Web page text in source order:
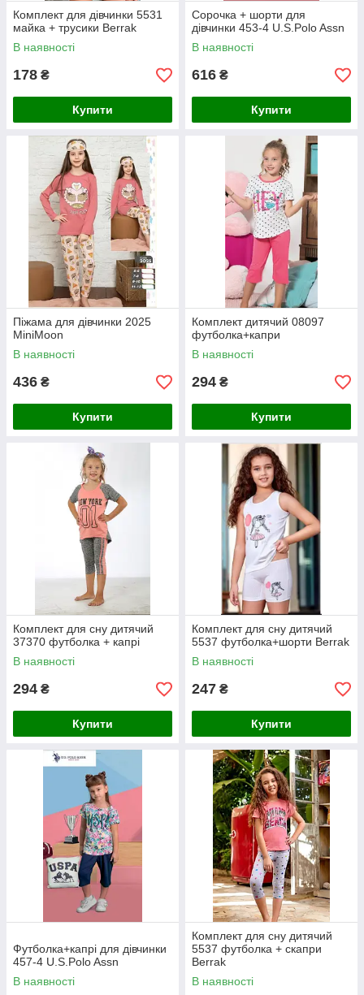
Комплект для дівчинки 5531
майка + трусики Berrak
В наявності
178 ₴
Купити
Сорочка + шорти для
дівчинки 453-4 U.S.Polo Assn
В наявності
616 ₴
Купити
Піжама для дівчинки 2025
MiniMoon
В наявності
436 ₴
Купити
Комплект дитячий 08097
футболка+капри
В наявності
294 ₴
Купити
Комплект для сну дитячий
37370 футболка + капрі
В наявності
294 ₴
Купити
Комплект для сну дитячий
5537 футболка+шорти Berrak
В наявності
247 ₴
Купити
Футболка+капрі для дівчинки
457-4 U.S.Polo Assn
В наявності
Комплект для сну дитячий
5537 футболка + скапри
Berrak
В наявності